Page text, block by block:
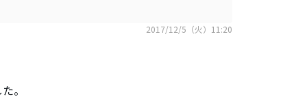
2017/12/5（火）11:20
。